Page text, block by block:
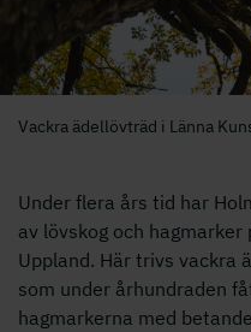
Vackra ädellövträd i Länna
Under flera års tid har
av lövskog och
Uppland. Här trivs vackra
som under århundraden
hagmarkerna med